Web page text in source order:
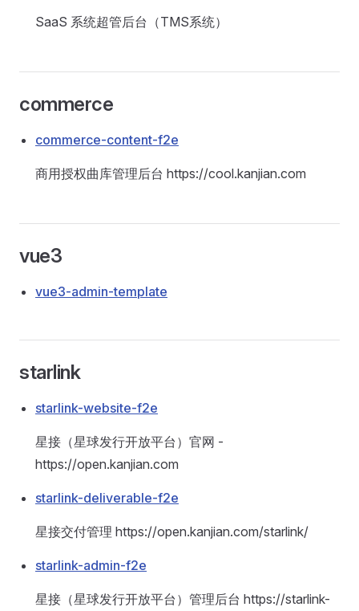
SaaS 系统超管后台（TMS系统）
commerce
commerce-content-f2e
商用授权曲库管理后台 https://cool.kanjian.com
vue3
vue3-admin-template
starlink
starlink-website-f2e
星接（星球发行开放平台）官网 -
https://open.kanjian.com
starlink-deliverable-f2e
星接交付管理 https://open.kanjian.com/starlink/
starlink-admin-f2e
星接（星球发行开放平台）管理后台 https://starlink-